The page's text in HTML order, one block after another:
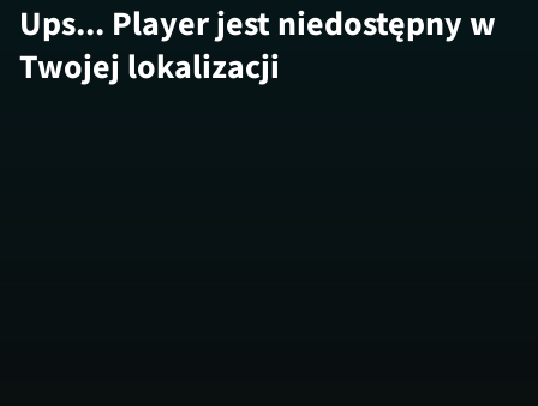
Ups... Player jest niedostępny w
Twojej lokalizacji